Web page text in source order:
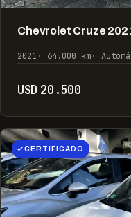
Chevrolet Cruze
2021 64.000 km
USD 20.500
CERTIFICADO